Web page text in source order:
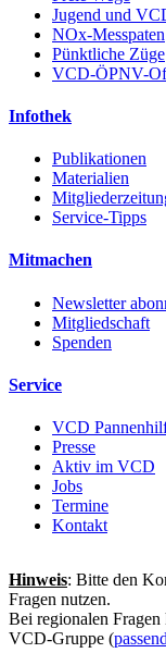
Jugend und
NOx-Messpaten
Pünktliche Züge
VCD-ÖPNV-
Infothek
Publikationen
Materialien
Service-Tipps
Mitmachen
Newsletter
Mitgliedschaft
Spenden
Service
VCD
Presse
Aktiv im VCD
Jobs
Termine
Kontakt
Hinweis: Bitte den
Fragen nutzen.
Bei regionalen Fragen
VCD-Gruppe (